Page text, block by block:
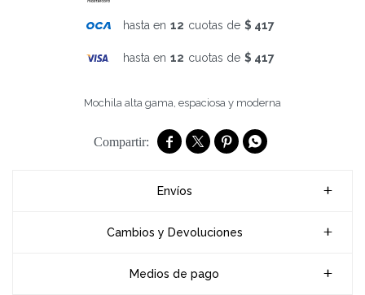
hasta en 12 cuotas de $ 417
hasta en 12 cuotas de $ 417
Mochila alta gama, espaciosa y moderna
   
Envíos
Cambios y Devoluciones
Medios de pago